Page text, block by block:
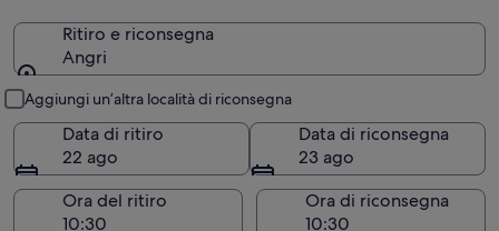
Ritiro e riconsegna
Angri
Aggiungi un’altra località di riconsegna
Data di ritiro
22 ago
Data di riconsegna
23 ago
Ora del ritiro
Ora di riconsegna